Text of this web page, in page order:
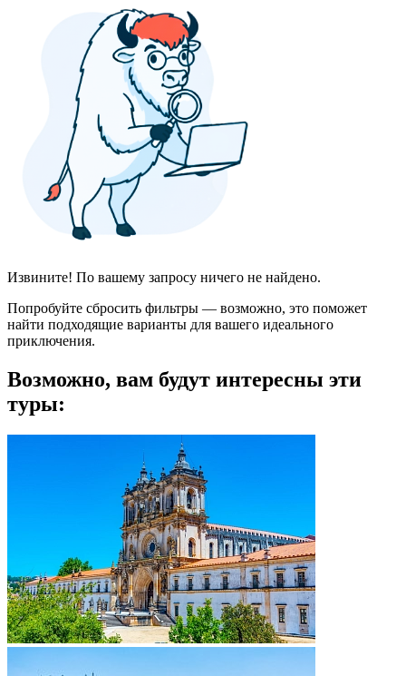
Извините! По вашему запросу ничего не найдено.
Попробуйте сбросить фильтры — возможно, это поможет
найти подходящие варианты для вашего идеального
приключения.
Возможно, вам будут интересны эти
туры: